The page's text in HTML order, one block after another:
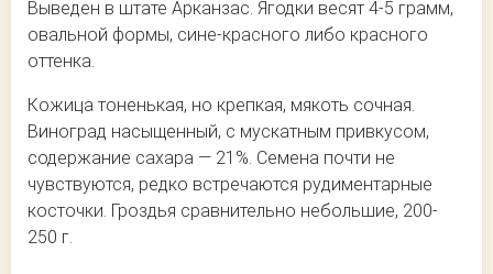
Выведен в штате Арканзас. Ягодки весят 4-5 грамм,
овальной формы, сине-красного либо красного
оттенка.
Кожица тоненькая, но крепкая, мякоть сочная.
Виноград насыщенный, с мускатным привкусом,
содержание сахара — 21%. Семена почти не
чувствуются, редко встречаются рудиментарные
косточки. Гроздья сравнительно небольшие, 200-
250 г.